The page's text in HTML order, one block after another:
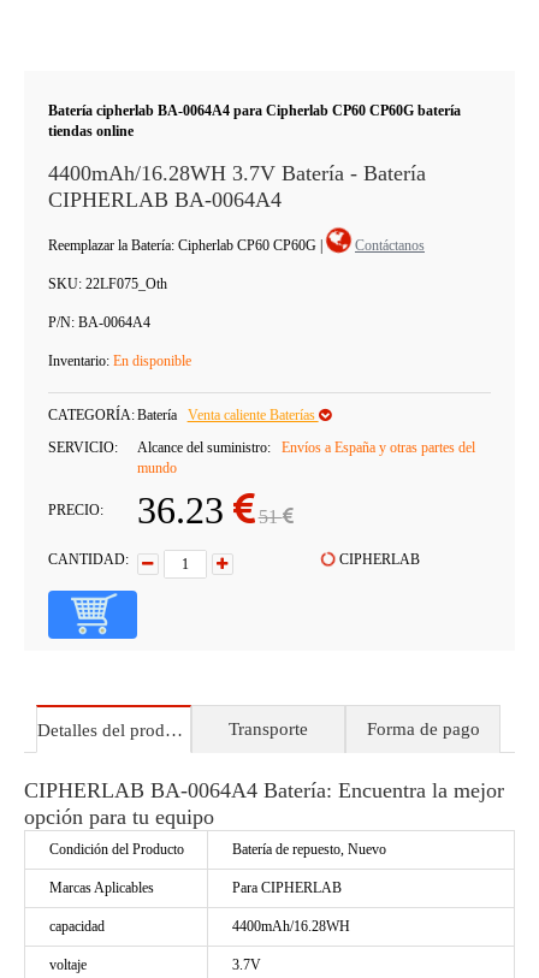
Batería cipherlab BA-0064A4 para Cipherlab CP60 CP60G batería
tiendas online
4400mAh/16.28WH 3.7V Batería - Batería
CIPHERLAB BA-0064A4
Reemplazar la Batería: Cipherlab CP60 CP60G | Contáctanos
SKU: 22LF075_Oth
P/N: BA-0064A4
Inventario: En disponible
CATEGORÍA:Batería
Venta caliente Baterías
SERVICIO:
Alcance del suministro:
Envíos a España y otras partes del
mundo
PRECIO: 36.23 51
CANTIDAD: CIPHERLAB
Detalles del producto Transporte Forma de pago
CIPHERLAB BA-0064A4 Batería: Encuentra la mejor
opción para tu equipo
Condición del Producto Batería de repuesto, Nuevo
Marcas Aplicables Para CIPHERLAB
capacidad 4400mAh/16.28WH
voltaje 3.7V